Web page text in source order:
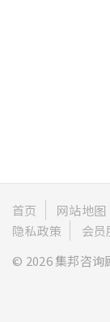
首页 网站地图
隐私政策
会员
© 2026 集邦咨询